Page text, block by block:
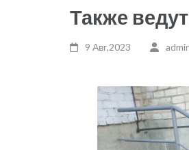
Также
9 Авг,2023